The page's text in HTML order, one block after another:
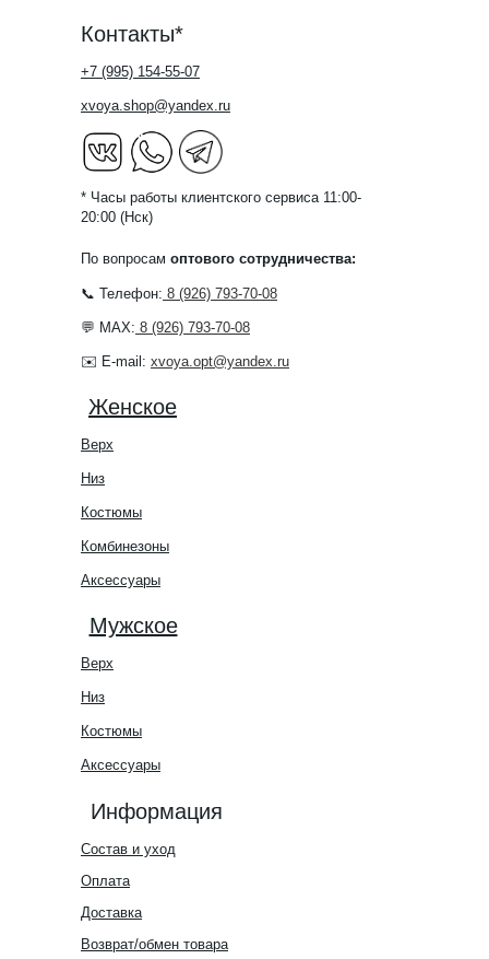
Контакты*
Оплата
Доставка
Возврат/обмен товара
Состав и уход
Мужское
Информация
Аксессуары
Комбинезоны
Костюмы
Низ
Верх
Верх
Низ
Костюмы
Аксессуары
✉️ E-mail: xvoya.opt@yandex.ru
💬 MAX: 8 (926) 793-70-08
📞 Телефон: 8 (926) 793-70-08
По вопросам оптового сотрудничества:
* Часы работы клиентского сервиса 11:00-
20:00 (Нск)
xvoya.shop@yandex.ru
+7 (995) 154-55-07
Женское